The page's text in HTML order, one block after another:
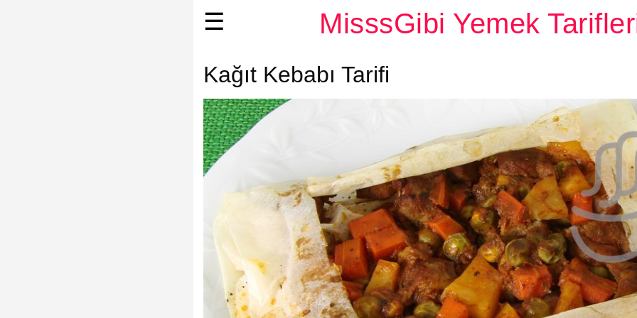
MisssGibi Yemek
☰
Kağıt Kebabı Tarifi